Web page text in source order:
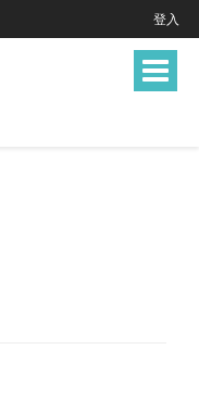
登入
Toggle